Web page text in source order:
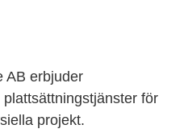
AB erbjuder
för
projekt.